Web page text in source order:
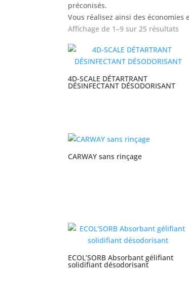
préconisés.
Vous réalisez ainsi des
Affichage de 1–9 sur 25 résultats
4D-SCALE DÉTARTRANT
DÉSINFECTANT DÉSODORISANT
CARWAY sans rinçage
ECOL’SORB Absorbant gélifiant
solidifiant désodorisant